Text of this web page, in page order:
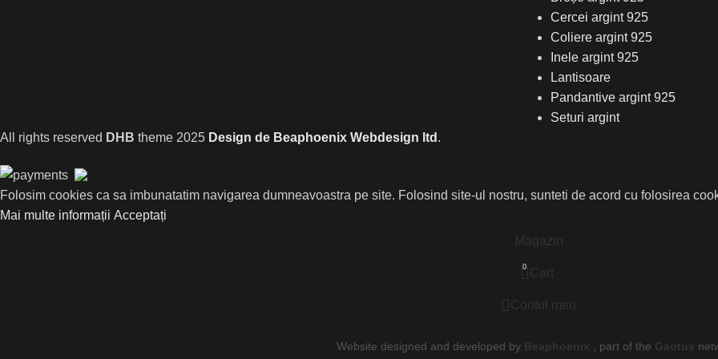
Cercei argint 925
Coliere argint 925
Inele argint 925
Lantisoare
Pandantive argint 925
Seturi argint
All rights reserved DHB theme 2025 Design de Beaphoenix Webdesign ltd .
Folosim cookies ca sa imbunatatim navigarea dumneavoastra pe site. Folosind site-ul nostru, sunteti de acord cu folosirea
Mai multe informații Acceptați
Magazin
0 Cart
Contul meu
Website designed and developed by Beaphoenix part of the Gaotus